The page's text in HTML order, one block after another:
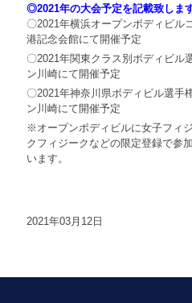
◎2021年の大会予定を記載致します
〇2021年横浜オープンボディビ
港記念会館にて開催予定
〇2021年関東クラス別ボディビ
ン川崎にて開催予定
〇2021年神奈川県ボディビル
ン川崎にて開催予定
※オープンボディビルに女子フィ
クフィジークなどの限定登録で参
います。
2021年03月12日